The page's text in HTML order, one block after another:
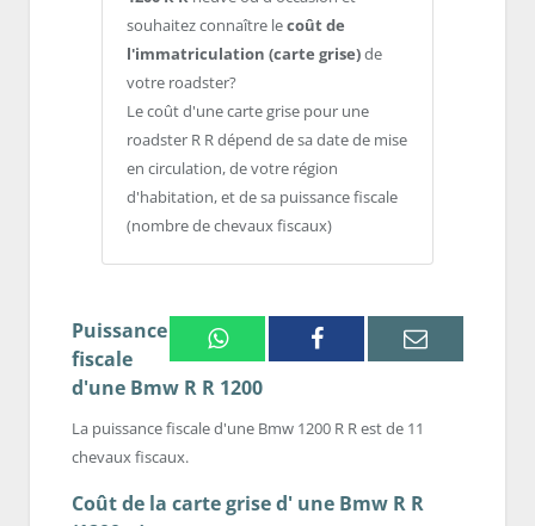
souhaitez connaître lecoût de
l'immatriculation (carte grise)de
votre roadster?
Le coût d'une carte grise pour une
roadster R R dépend de sa date de mise
en circulation, de votre région
d'habitation, et de sa puissance fiscale
(nombre de chevaux fiscaux)
WhatsappFacebook Email
Puissance
fiscale
d'une Bmw R R 1200
La puissance fiscale d'une Bmw 1200 R R est de 11
chevaux fiscaux.
Coût de la carte grise d' une Bmw R R